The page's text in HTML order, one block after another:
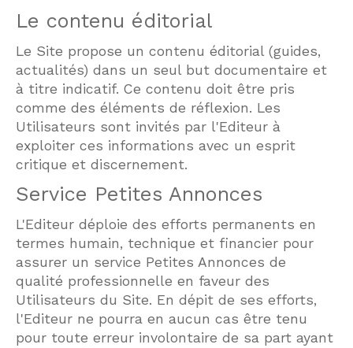
Le contenu éditorial
Le Site propose un contenu éditorial (guides,
actualités) dans un seul but documentaire et
à titre indicatif. Ce contenu doit être pris
comme des éléments de réflexion. Les
Utilisateurs sont invités par l'Editeur à
exploiter ces informations avec un esprit
critique et discernement.
Service Petites Annonces
L'Editeur déploie des efforts permanents en
termes humain, technique et financier pour
assurer un service Petites Annonces de
qualité professionnelle en faveur des
Utilisateurs du Site. En dépit de ses efforts,
l'Editeur ne pourra en aucun cas être tenu
pour toute erreur involontaire de sa part ayant